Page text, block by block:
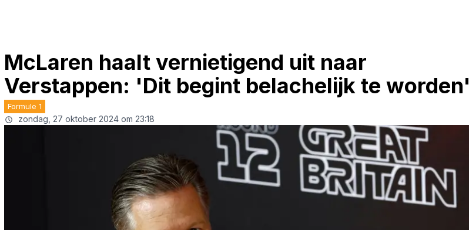
McLaren haalt vernietigend uit naar
Verstappen: 'Dit begint belachelijk te worden'
Formule 1
zondag, 27 oktober 2024 om 23:18